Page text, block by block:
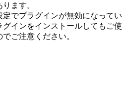
ます。
定でプラグインが無効になってい
グインをインストールしてもご使
ご注意ください。